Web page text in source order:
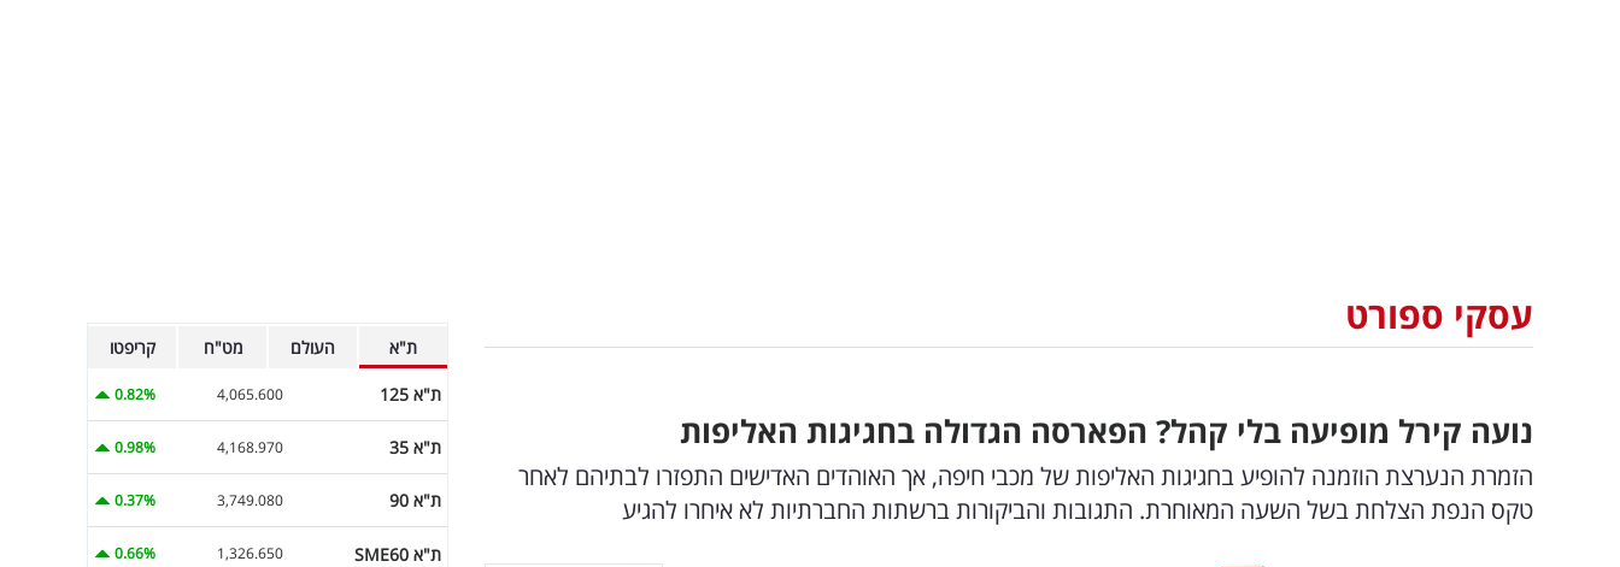
עסקי ספורט
נועה קירל מופיעה בלי קהל? הפארסה הגדולה בחגיגות האליפות
הזמרת הנערצת הוזמנה להופיע בחגיגות האליפות של מכבי חיפה, אך האוהדים האדישים התפזרו לבתיהם לאחר
טקס הנפת הצלחת בשל השעה המאוחרת. התגובות והביקורות ברשתות החברתיות לא איחרו להגיע
ת"א העולם מט"ח קריפטו
ת"א 125 4,065.600
0.82%
ת"א 35 4,168.970
0.98%
ת"א 90 3,749.080
0.37%
ת"א SME60 1,326.650
0.66%